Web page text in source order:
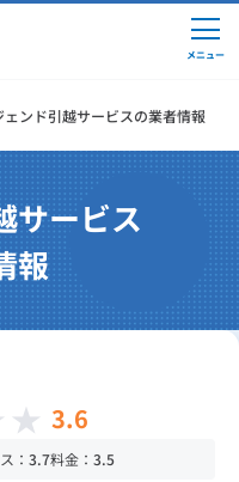
メニュー
ェンド引越サービスの業者情報
サービス
報
3.6
： 3.7料金： 3.5